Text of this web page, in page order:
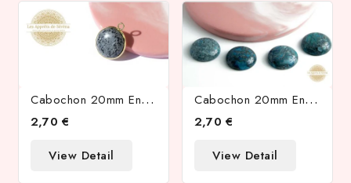
C
Abochon 20mm En Obsidienne Neige
2,70 €
View Detail
C
Abochon 20mm En Jaspe Naturelle Teinté Bleu
2,70 €
View Detail